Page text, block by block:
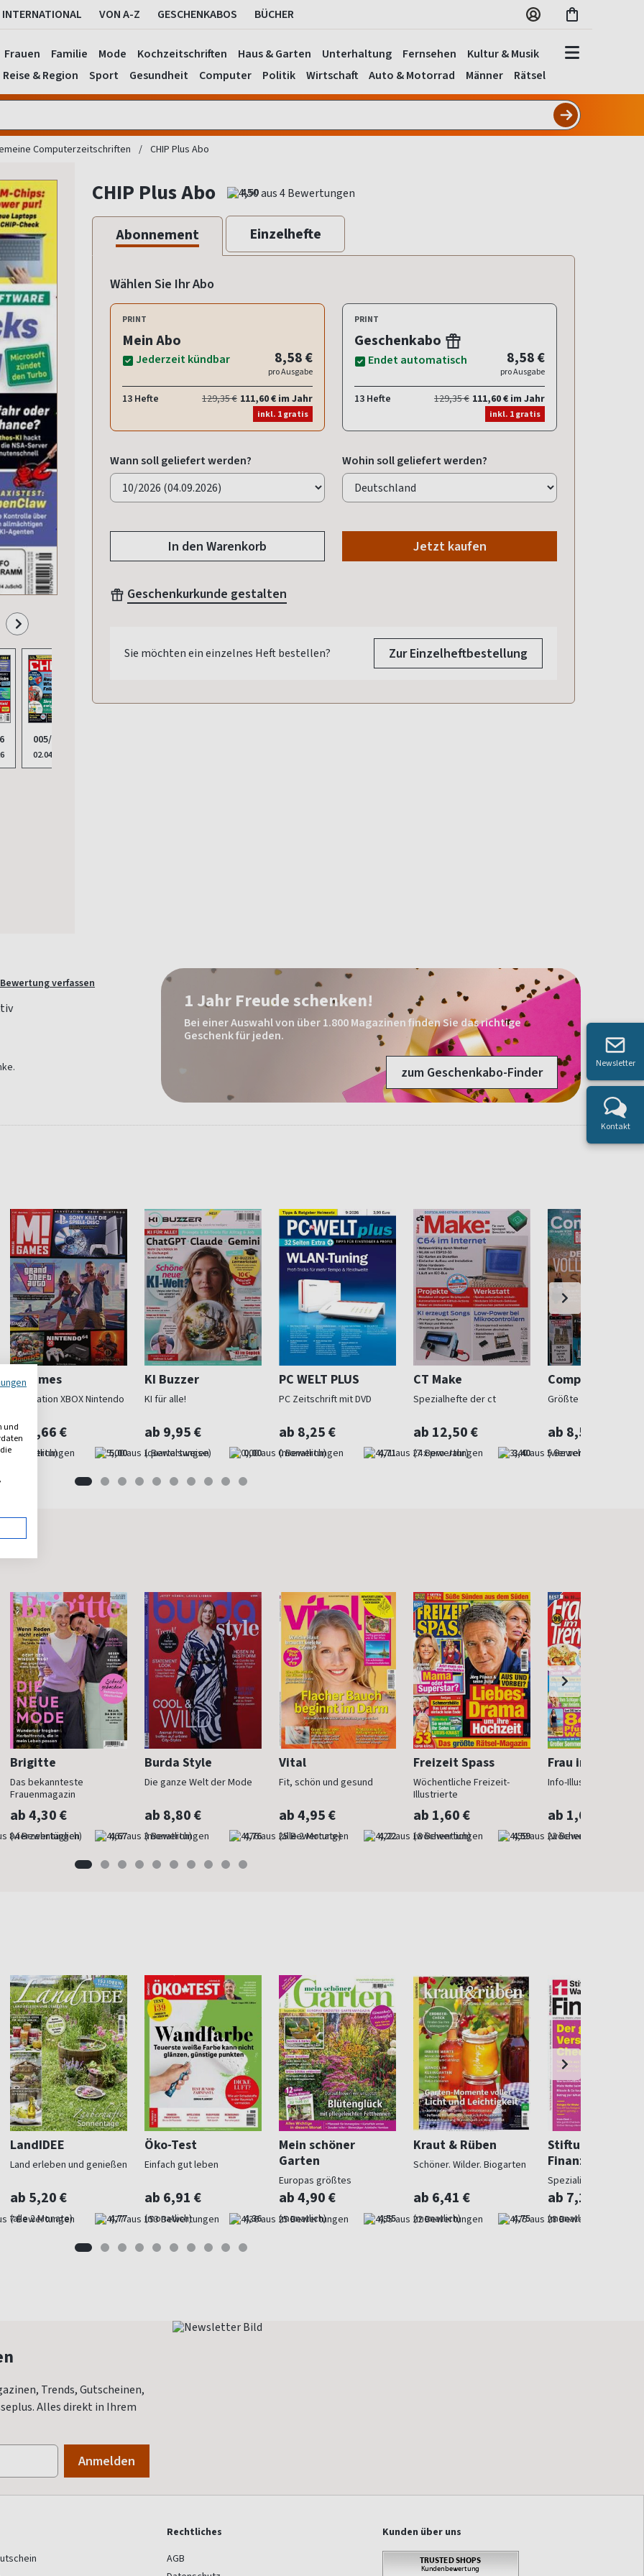
INTERNATIONAL VON A-Z GESCHENKABOS BÜCHER
Frauen Familie Mode Kochzeitschriften Haus & Garten Unterhaltung Fernsehen
Kultur & Musik
Reise & Region Sport Gesundheit Computer Politik Wirtschaft Auto & Motorrad Männer Rätsel
Computerzeitschriften CHIP Plus Abo
005/2026
02.04.2026
CHIP Plus Abo 4,50
Abonnement Einzelhefte
Wählen Sie Ihr Abo
PRINT
Mein Abo
Jederzeit kündbar 8,58 €
pro Ausgabe
13 Hefte 129,35 € 111,60 € im Jahr
inkl. 1 gratis
PRINT
Geschenkabo
Endet automatisch 8,58 €
pro Ausgabe
13 Hefte 129,35 € 111,60 € im Jahr
inkl. 1 gratis
Wann soll geliefert werden? Wohin soll geliefert werden?
In den Warenkorb Jetzt kaufen
Geschenkurkunde gestalten
Sie möchten ein einzelnes Heft bestellen? Zur Einzelheftbestellung
Bewertung verfassen
1 Jahr Freude schenken!
Bei einer Auswahl von über 1.800 Magazinen finden Sie das richtige
Geschenk für jeden.
zum Geschenkabo-Finder
M Games
Playstation XBOX Nintendo
ab 6,66 €
(monatlich) 5,00
KI Buzzer
KI für alle!
ab 9,95 €
(quartalsweise) 0,00
PC WELT PLUS
PC Zeitschrift mit DVD
ab 8,25 €
(monatlich) 4,71
CT Make
Spezialhefte der ct
ab 12,50 €
(7 x pro Jahr) 3,40
Computer Bild
Größte
ab 8,50 €
(vierzehntäglich)
Brigitte
Das bekannteste
Frauenmagazin
ab 4,30 €
(vierzehntäglich) 4,67
Burda Style
Die ganze Welt der Mode
ab 8,80 €
(monatlich) 4,76
Vital
Fit, schön und gesund
ab 4,95 €
(alle 2 Monate) 4,22
Freizeit Spass
Wöchentliche Freizeit-
Illustrierte
ab 1,60 €
(wöchentlich) 4,59
Frau im Trend
Info-Illustrierte für
ab 1,60 €
(wöchentlich)
LandIDEE
Land erleben und genießen
ab 5,20 €
(alle 2 Monate) 4,77
Öko-Test
Einfach gut leben
ab 6,91 €
(monatlich) 4,36
Mein schöner
Garten
Europas größtes
Gartenmagazin
ab 4,90 €
(monatlich) 4,55
Kraut & Rüben
Schöner. Wilder. Biogarten
ab 6,41 €
(monatlich) 4,75
Stiftung
Finanzen
Spezialist in
ab 7,10 €
(monatlich)
Trends, Gutscheinen,
Alles direkt in Ihrem
Rechtliches
AGB
Kunden über uns
Newsletter
Kontakt
und